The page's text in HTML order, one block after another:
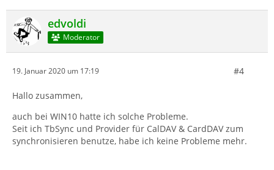
edvoldi
Moderator
19. Januar 2020 um 17:19 #4
Hallo zusammen,
auch bei WIN10 hatte ich solche Probleme.
Seit ich TbSync und Provider für CalDAV & CardDAV zum
synchronisieren benutze, habe ich keine Probleme mehr.